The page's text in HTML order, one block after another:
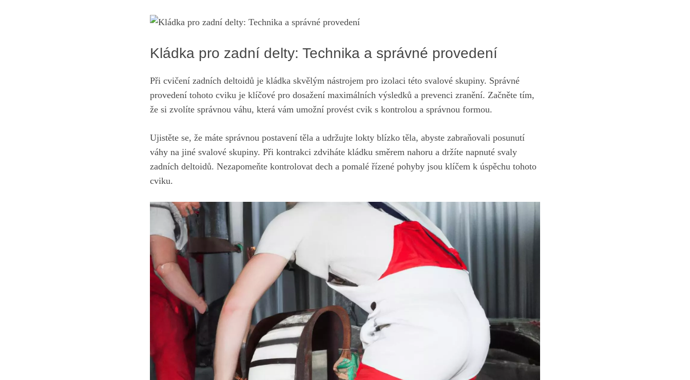
Kládka pro zadní delty: Technika a správné provedení
Při cvičení zadních deltoidů je kládka skvělým nástrojem pro izolaci této svalové skupiny. Správné
provedení tohoto cviku je klíčové pro dosažení maximálních výsledků a prevenci zranění. Začněte tím,
že si zvolíte správnou váhu, která vám umožní provést cvik s kontrolou a správnou formou.
Ujistěte se, že máte správnou postavení těla a udržujte lokty blízko těla, abyste zabraňovali posunutí
váhy na jiné svalové skupiny. Při kontrakci zdviháte kládku směrem nahoru a držíte napnuté svaly
zadních deltoidů. Nezapomeňte kontrolovat dech a pomalé řízené pohyby jsou klíčem k úspěchu tohoto
cviku.